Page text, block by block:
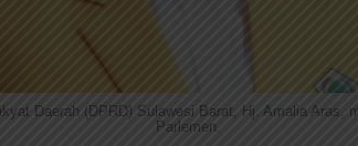
Daerah (DPRD) Sulawesi Barat, Hj. Amalia Aras,
Parlemen.